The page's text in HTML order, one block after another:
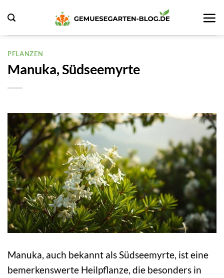
Inhalt
springen
PFLANZEN
Manuka, Südseemyrte
Manuka, auch bekannt als Südseemyrte, ist eine
bemerkenswerte Heilpflanze, die besonders in